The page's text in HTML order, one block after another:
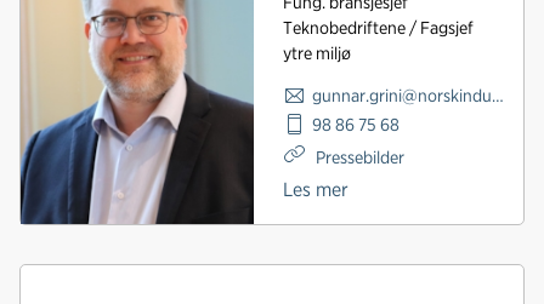
Teknobedriftene / Fagsjef
ytre miljø
gunnar.grini@norskindustri.no
98 86 75 68
Pressebilder
Les mer